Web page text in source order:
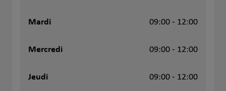
Mardi 09:00 - 12:00
Mercredi 09:00 - 12:00
Jeudi 09:00 - 12:00